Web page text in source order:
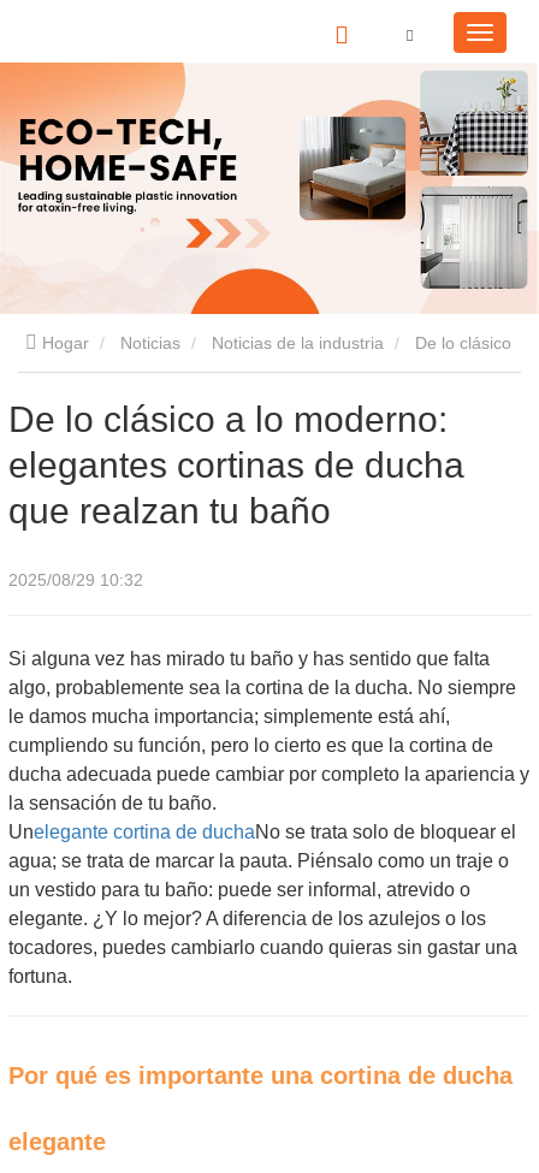
Hogar Noticias Noticias de la industria
a lo moderno: elegantes cortinas de ducha que realzan tu baño
De lo clásico a lo moderno:
elegantes cortinas de ducha
que realzan tu baño
2025/08/29 10:32
Si alguna vez has mirado tu baño y has sentido que falta
algo, probablemente sea la cortina de la ducha. No siempre
le damos mucha importancia; simplemente está ahí,
cumpliendo su función, pero lo cierto es que la cortina de
ducha adecuada puede cambiar por completo la apariencia y
la sensación de tu baño.
Unelegante cortina de duchaNo se trata solo de bloquear el
agua; se trata de marcar la pauta. Piénsalo como un traje o
un vestido para tu baño: puede ser informal, atrevido o
elegante. ¿Y lo mejor? A diferencia de los azulejos o los
tocadores, puedes cambiarlo cuando quieras sin gastar una
fortuna.
Por qué es importante una cortina de ducha
elegante